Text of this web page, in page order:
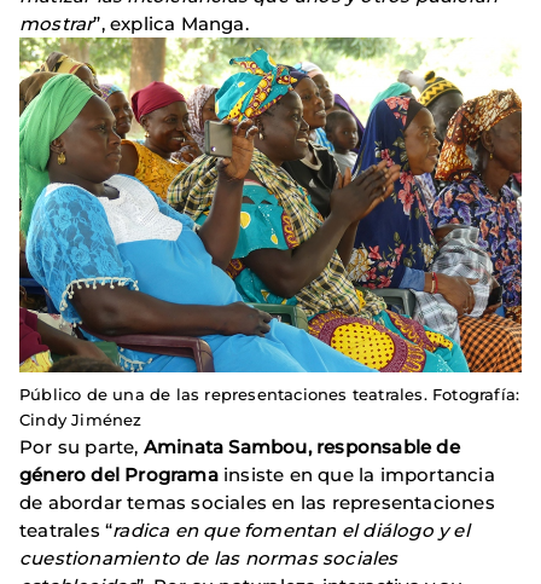
mostrar”, explica Manga.
Público de una de las representaciones teatrales. Fotografía:
Cindy Jiménez
Por su parte, Aminata Sambou, responsable de
género del Programainsiste en que la importancia
de abordar temas sociales en las representaciones
teatrales “radica en que fomentan el diálogo y el
cuestionamiento de las normas sociales